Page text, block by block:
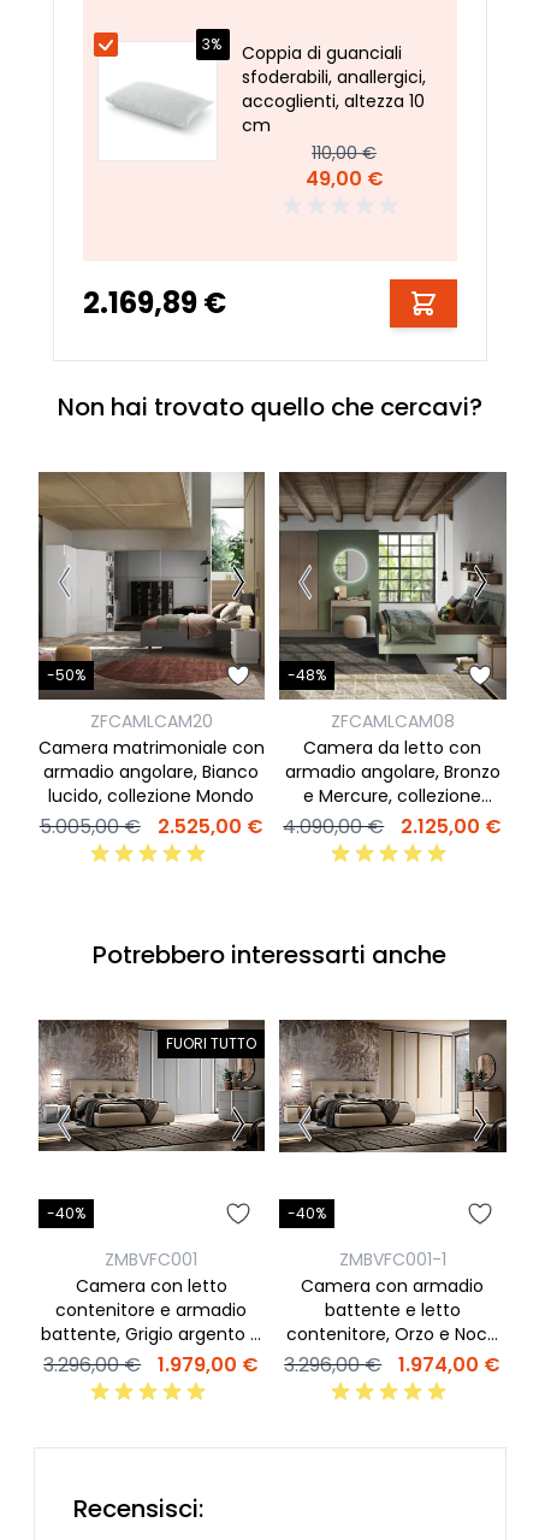
3%
Coppia di guanciali
sfoderabili, anallergici,
accoglienti, altezza 10
cm
49,00 €
110,00 €
2.169,89 €
Non hai trovato quello che cercavi?
-50%
ZFCAMLCAM20
Camera matrimoniale con
armadio angolare, Bianco
lucido, collezione Mondo
5.005,00 € 2.525,00 €
-48%
ZFCAMLCAM08
Camera da letto con
armadio angolare, Bronzo
e Mercure, collezione
Mondo
4.090,00 € 2.125,00 €
Potrebbero interessarti anche
FUORI TUTTO
-40%
ZMBVFC001
Camera con letto
contenitore e armadio
battente, Grigio argento e
Bianco
3.296,00 € 1.979,00 €
-40%
ZMBVFC001-1
Camera con armadio
battente e letto
contenitore, Orzo e Noce
biondo
3.296,00 € 1.974,00 €
Recensisci: